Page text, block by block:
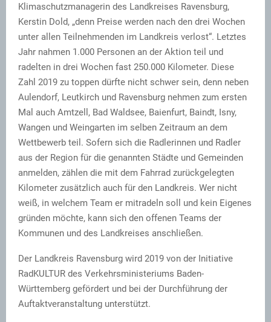
Klimaschutzmanagerin des Landkreises Ravensburg,
Kerstin Dold, „denn Preise werden nach den drei Wochen
unter allen Teilnehmenden im Landkreis verlost“. Letztes
Jahr nahmen 1.000 Personen an der Aktion teil und
radelten in drei Wochen fast 250.000 Kilometer. Diese
Zahl 2019 zu toppen dürfte nicht schwer sein, denn neben
Aulendorf, Leutkirch und Ravensburg nehmen zum ersten
Mal auch Amtzell, Bad Waldsee, Baienfurt, Baindt, Isny,
Wangen und Weingarten im selben Zeitraum an dem
Wettbewerb teil. Sofern sich die Radlerinnen und Radler
aus der Region für die genannten Städte und Gemeinden
anmelden, zählen die mit dem Fahrrad zurückgelegten
Kilometer zusätzlich auch für den Landkreis. Wer nicht
weiß, in welchem Team er mitradeln soll und kein Eigenes
gründen möchte, kann sich den offenen Teams der
Kommunen und des Landkreises anschließen.
Der Landkreis Ravensburg wird 2019 von der Initiative
RadKULTUR des Verkehrsministeriums Baden-
Württemberg gefördert und bei der Durchführung der
Auftaktveranstaltung unterstützt.